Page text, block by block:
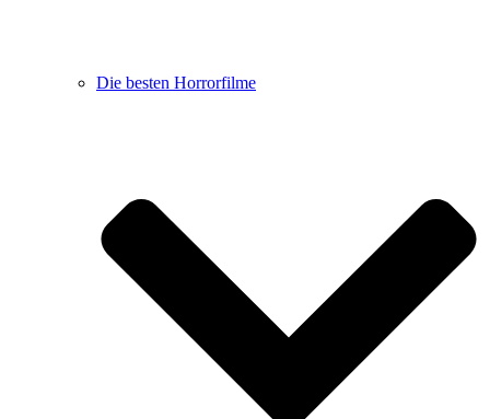
Die besten Horrorfilme